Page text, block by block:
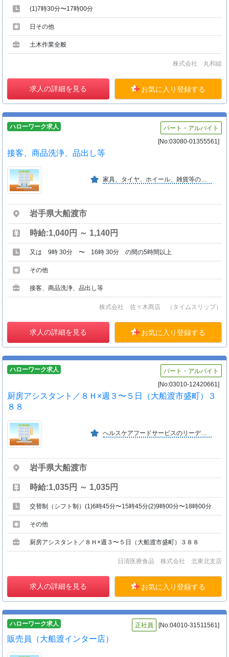
(1)7時30分〜17時00分
日その他
土木作業全般
株式会社 丸和組
求人の詳細を見る お気に入り登録する
ハローワーク求人
パート・アルバイト
[No:03080-01355561]
接客、商品洗浄、品出し等
家具、タイヤ、ホイール、雑貨等の全般の販売
岩手県大船渡市
時給:1,040円 ～ 1,140円
又は 9時 30分 〜 16時 30分 の間の5時間以上
その他
接客、商品洗浄、品出し等
株式会社 佐々木商店 （タイムスリップ）
求人の詳細を見る お気に入り登録する
ハローワーク求人
パート・アルバイト
[No:03010-12420661]
厨房アシスタント／８Ｈ×週３〜５日（大船渡市盛町）３
８８
へルスケアフードサービスのリーディングカンパニーとして業界トップの実績を誇り、医療・福祉施設から高い評価を得ております。
岩手県大船渡市
時給:1,035円 ～ 1,035円
交替制（シフト制）(1)6時45分〜15時45分(2)9時00分〜18時00分
その他
厨房アシスタント／８Ｈ×週３〜５日（大船渡市盛町）３８８
日清医療食品 株式会社 北東北支店
求人の詳細を見る お気に入り登録する
ハローワーク求人 正社員 [No:04010-31511561]
販売員（大船渡インター店）